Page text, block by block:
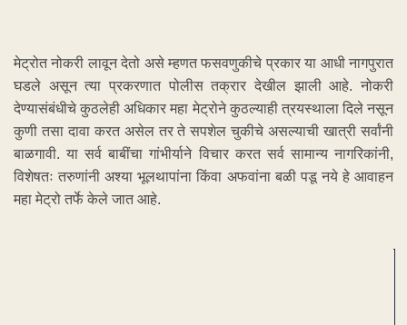
मेट्रोत नोकरी लावून देतो असे म्हणत फसवणुकीचे प्रकार या आधी नागपुरात
घडले असून त्या प्रकरणात पोलीस तक्रार देखील झाली आहे. नोकरी
देण्यासंबंधीचे कुठलेही अधिकार महा मेट्रोने कुठल्याही त्रयस्थाला दिले नसून
कुणी तसा दावा करत असेल तर ते सपशेल चुकीचे असल्याची खात्री सर्वांनी
बाळगावी. या सर्व बाबींचा गांभीर्याने विचार करत सर्व सामान्य नागरिकांनी,
विशेषतः तरुणांनी अश्या भूलथापांना किंवा अफवांना बळी पडू नये हे आवाहन
महा मेट्रो तर्फे केले जात आहे.